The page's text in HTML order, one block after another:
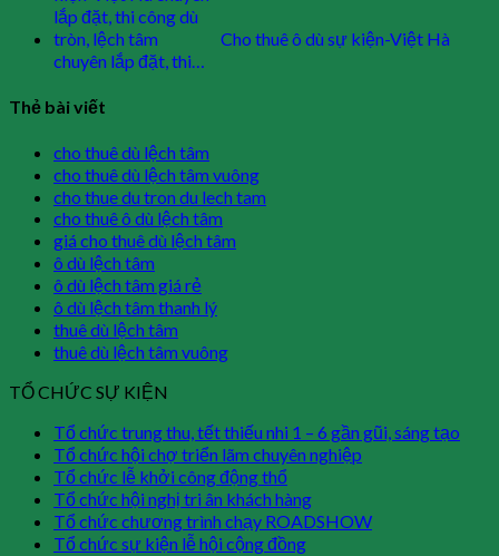
Cho thuê ô dù sự kiện-Việt Hà
chuyên lắp đặt, thi…
Thẻ bài viết
cho thuê dù lệch tâm
cho thuê dù lệch tâm vuông
cho thue du tron du lech tam
cho thuê ô dù lệch tâm
giá cho thuê dù lệch tâm
ô dù lệch tâm
ô dù lệch tâm giá rẻ
ô dù lệch tâm thanh lý
thuê dù lệch tâm
thuê dù lệch tâm vuông
TỔ CHỨC SỰ KIỆN
Tổ chức trung thu, tết thiếu nhi 1 – 6 gần gũi, sáng tạo
Tổ chức hội chợ triển lãm chuyên nghiệp
Tổ chức lễ khởi công động thổ
Tổ chức hội nghị tri ân khách hàng
Tổ chức chương trình chạy ROADSHOW
Tổ chức sự kiện lễ hội cộng đồng